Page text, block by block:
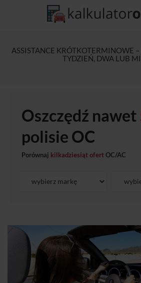
ASSISTANCE KRÓTKOTERMINOWE
TYDZIEŃ, DWA LUB
Oszczędź nawet
polisie OC
Porównaj kilkadziesiąt ofertOC/AC